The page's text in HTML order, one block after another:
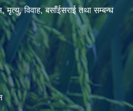
मृत्यु, विवाह, बसाँईसराई तथा सम्बन्ध